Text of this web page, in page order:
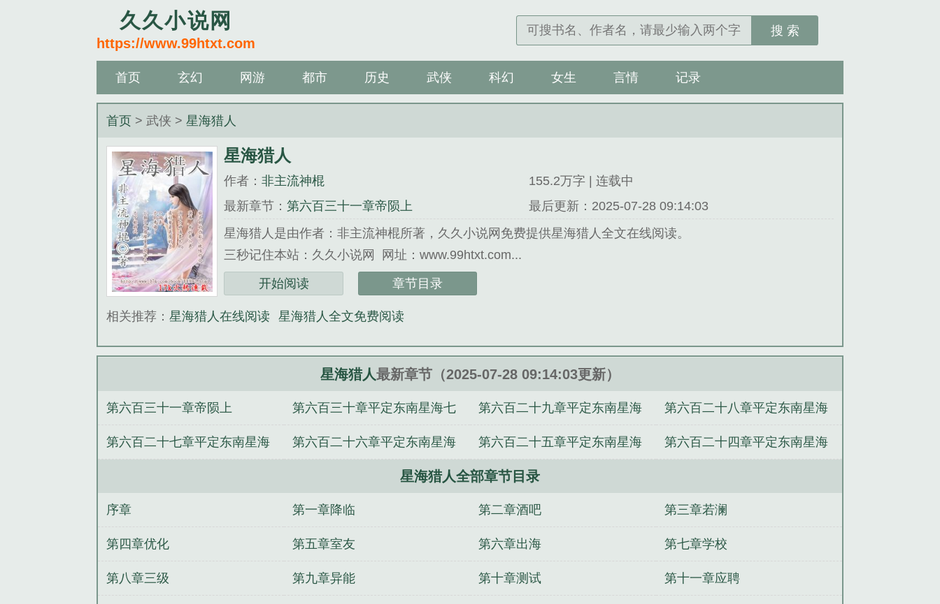
久久小说网
https://www.99htxt.com
搜 索
首页 玄幻 网游 都市 历史 武侠 科幻 女生 言情 记录
首页 > 武侠 >星海猎人
星海猎人
作者：非主流神棍
155.2万字 | 连载中
最新章节：第六百三十一章帝陨上
最后更新：2025-07-28 09:14:03
星海猎人是由作者：非主流神棍所著，久久小说网免费提供星海猎人全文在线阅读。
三秒记住本站：久久小说网 网址：www.99htxt.com...
《星海猎人》是非主流神棍精心创作的武侠类小说。
开始阅读 章节目录
相关推荐：星海猎人在线阅读 星海猎人全文免费阅读
星海猎人最新章节（2025-07-28 09:14:03更新）
第六百三十一章帝陨上 第六百三十章平定东南星海七 第六百二十九章平定东南星海
六
第六百二十八章平定东南星海
五
第六百二十七章平定东南星海 第六百二十六章平定东南星海 第六百二十五章平定东南星海
二
第六百二十四章平定东南星海
星海猎人全部章节目录
序章 第一章降临 第二章酒吧 第三章若澜
第四章优化 第五章室友 第六章出海 第七章学校
第八章三级 第九章异能 第十章测试 第十一章应聘